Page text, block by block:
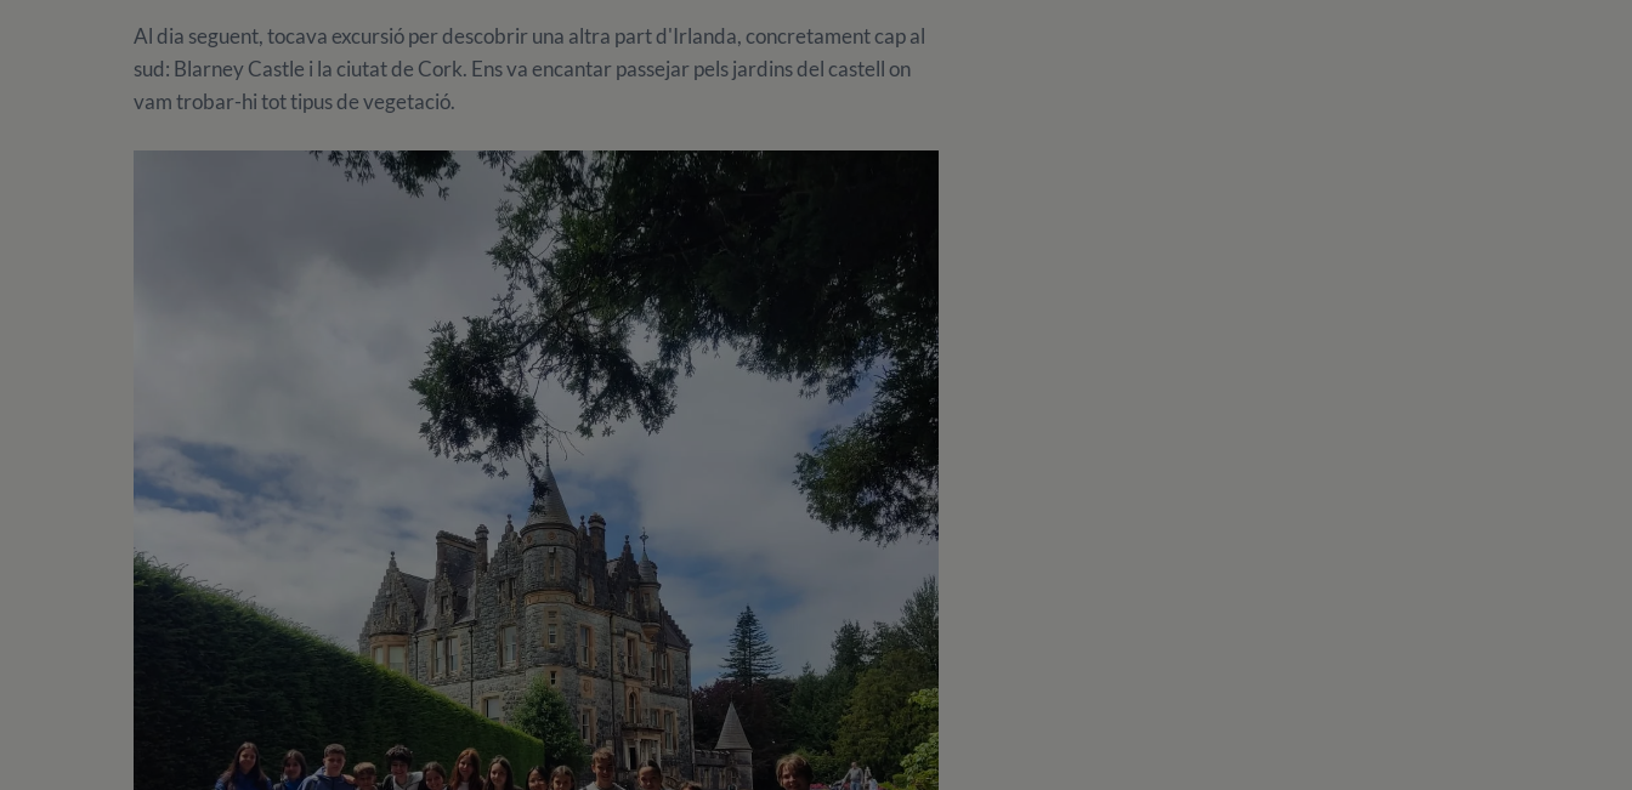
Al dia seguent, tocava excursió per descobrir una altra part d'Irlanda, concretament cap al
sud: Blarney Castle i la ciutat de Cork. Ens va encantar passejar pels jardins del castell on
vam trobar-hi tot tipus de vegetació.